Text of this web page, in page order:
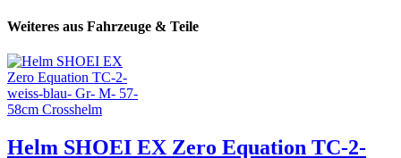
Weiteres aus Fahrzeuge & Teile
Helm SHOEI EX Zero Equation TC-2-